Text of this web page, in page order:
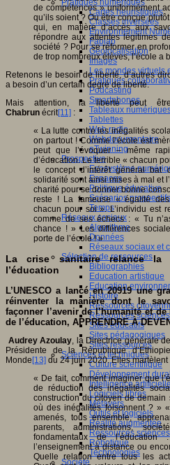
Pratiques numériques
Cartes heuristiques
Classes inversées
Environnement
Fablab
Géolocalisation
Images
Les mondes virtuels
Pratiques
Podcasting
Smartphones
Tableaux
Tablettes
Web radio
Webdocumentaire
eTwinning
Prospective
Ecosystème
Espaces
Politique éducative
Scénarios prospectifs
Temps
Réseaux sociaux
Algorithme
Données
Réseaux sociaux et
Sélection de ressources
Bibliographies
Education artistique
Education
Histoire
Ressources
Ressources sciences
Sites éducatifs
Sites pédagogiques
Sites ressources
Sciences et techniques
Culture scientifique
Développement
Intelligence
Logiciels libres
Métavers
Outils et logiciels
Réalité augmentée
Ressources sciences
Robotique
Technologies
Société
de compétences » uniformément
qu’ils soient ? Ou être conçue
qui, en matière d’accès aux
répondre aux attentes légitimes
société ? Pour se réformer en
de trop nombreux élèves, l’école a
Retenons le besoin de liberté, d’autres
a besoin d’un certain degré de liberté.
Mais attention, la liberté peut
Chabrun écrit[11] :
« La lutte contre les inégalités
on partout ! Comme l’école est
peut que l’évoquer – même
d’éducation. Le terrible « chacun
le concept d’intérêt général
solidarité sont ainsi mises à mal et
charité pour se donner bonne
reste ! La fameuse « égalité
chacun pour soi ». L’individu est
comme de ses échecs : « Tu
chance ! » Les différences
porte de l’école ! »
La crise sanitaire relance la
l’éducation
L’UNESCO a lancé en 20919 une
réinventer la manière dont le
façonner l’avenir de l’humanité et
de l’éducation, APPRENDRE À
Audrey Azoulay, la Directrice générale
Présidente de la République
Monde [13] du 24 juin 2020. Elles martèlent
« De fait, comment imaginer que
de réduction des inégalités
construction du citoyen de
où des inégalités foisonnent ? »
amenés, tous ensemble,
parents, administrations,
fondamentaux de
l’enseignement à distance ou
Quelle relation entre tous les